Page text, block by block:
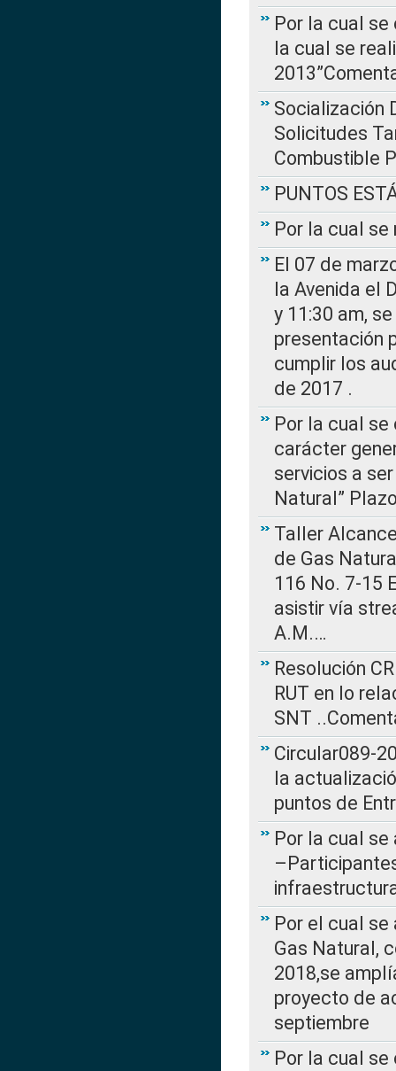
Por la cual se
la cual se
Socialización
Solicitudes
Combustible
PUNTOS
Por la cual se
El 07 de
la Avenida el
y 11:30 am,
presentación
cumplir los
de 2017 .
Por la cual
carácter
servicios a
Natural”
Taller
de Gas
116 No. 7-15
asistir vía
A.M.…
Resolución
RUT en lo
SNT
Circular089-
la
puntos de
Por la cual se
Por el cual
Gas Natural,
2018,se
proyecto de
septiembre
Por la cual se